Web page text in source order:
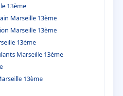
13ème
Marseille 13ème
Marseille 13ème
13ème
Marseille 13ème
13ème